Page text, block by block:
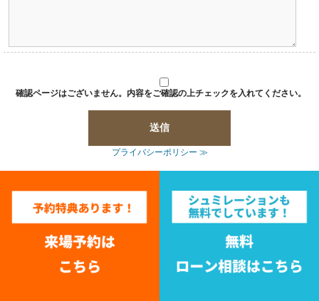
確認ページはございません。内容をご確認の上チェックを入れてください。
プライバシーポリシー ≫